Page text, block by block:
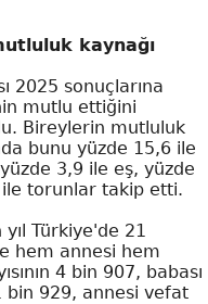
kaynağı
2025 sonuçlarına
mutlu ettiğini
Bireylerin mutluluk
bunu yüzde 15,6 ile
3,9 ile eş, yüzde
torunlar takip etti.
Türkiye'de 21
hem annesi hem
4 bin 907, babası
bin 929, annesi vefat